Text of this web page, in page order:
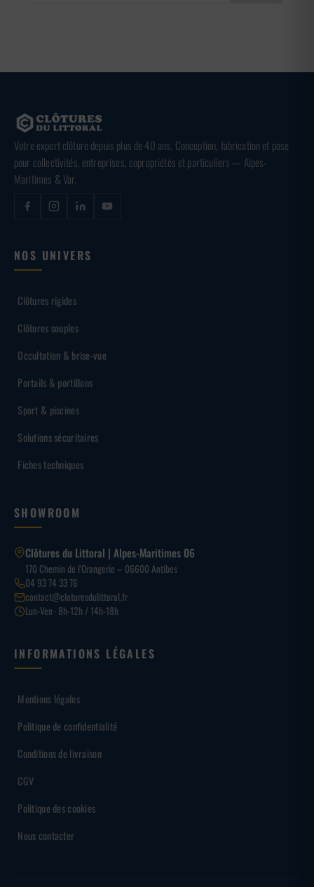
Votre expert clôture depuis plus de 40 ans. Conception, fabrication et pose
pour collectivités, entreprises, copropriétés et particuliers — Alpes-
Maritimes & Var.
NOS UNIVERS
Clôtures rigides
Clôtures souples
Occultation & brise-vue
Portails & portillons
Sport & piscines
Solutions sécuritaires
Fiches techniques
SHOWROOM
Clôtures du Littoral | Alpes-Maritimes 06
170 Chemin de l’Orangerie – 06600 Antibes
04 93 74 33 76
contact@cloturesdulittoral.fr
Lun-Ven · 8h-12h / 14h-18h
INFORMATIONS LÉGALES
Mentions légales
Politique de confidentialité
Conditions de livraison
CGV
Politique des cookies
Nous contacter